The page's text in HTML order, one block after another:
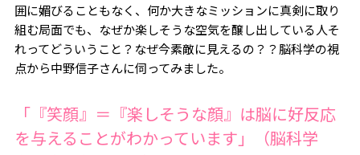
囲に媚びることもなく、何か大きなミッションに真剣に取り
組む局面でも、なぜか楽しそうな空気を醸し出している人――そ
れってどういうこと？なぜ今素敵に見えるの？？脳科学の視
点から中野信子さんに伺ってみました。
「『笑顔』＝『楽しそうな顔』は脳に好反応
を与えることがわかっています」（脳科学